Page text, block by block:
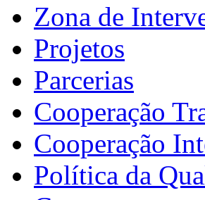
Zona de
Projetos
Parcerias
Cooperação
Cooperação
Política da